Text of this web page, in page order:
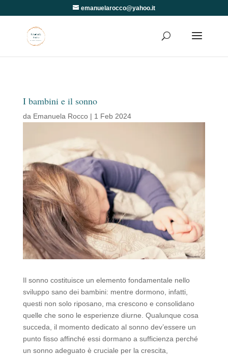
emanuelarocco@yahoo.it
I bambini e il sonno
da Emanuela Rocco| 1 Feb 2024
Il sonno costituisce un elemento fondamentale nello
sviluppo sano dei bambini: mentre dormono, infatti,
questi non solo riposano, ma crescono e consolidano
quelle che sono le esperienze diurne. Qualunque cosa
succeda, il momento dedicato al sonno dev’essere un
punto fisso affinché essi dormano a sufficienza perché
un sonno adeguato è cruciale per la crescita,